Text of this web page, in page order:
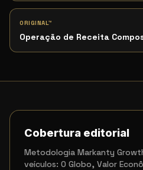
ORIGINAL™
Operação de Receita
Cobertura editorial
Metodologia Markanty
veículos: O Globo, Valor